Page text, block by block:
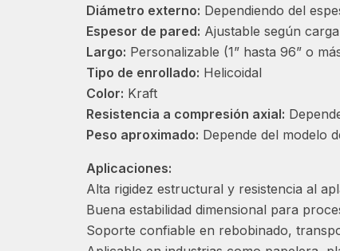
Diámetro externo: Dependiendo del
Espesor de pared: Ajustable según carga
Largo: Personalizable (1” hasta 96” o
Tipo de enrollado: Helicoidal
Color: Kraft
Resistencia a compresión axial:
Peso aproximado: Depende del modelo
Aplicaciones:
Alta rigidez estructural y resistencia al
Buena estabilidad dimensional para
Soporte confiable en rebobinado,